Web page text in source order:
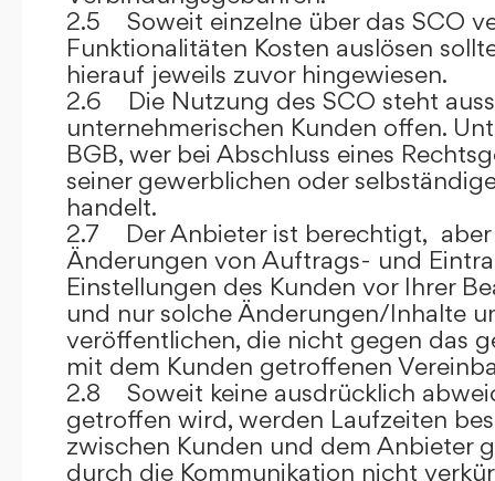
2.5 Soweit einzelne über das SCO
Funktionalitäten Kosten auslösen
hierauf jeweils zuvor hingewiesen.
2.6 Die Nutzung des SCO steht
unternehmerischen Kunden offen.
BGB, wer bei Abschluss eines
seiner gewerblichen oder
handelt.
2.7 Der Anbieter ist berechtigt,
Änderungen von Auftrags- und
Einstellungen des Kunden vor Ihrer
und nur solche Änderungen/Inhalte
veröffentlichen, die nicht gegen das
mit dem Kunden getroffenen
2.8 Soweit keine ausdrücklich
getroffen wird, werden Laufzeiten
zwischen Kunden und dem Anbieter
durch die Kommunikation nicht